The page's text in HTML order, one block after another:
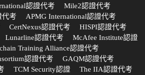
認證代考
Mile2認證代考
代考
APMG International認證代考
CertNexus認證代考
HISPI認證代考
Lunarline認證代考
McAfee Institute認證
Training Alliance認證代考
認證代考
GAQM認證代考
TCM Security認證
The IIA認證代考